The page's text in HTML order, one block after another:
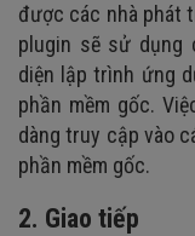
được các nhà phát
plugin sẽ sử dụng
diện lập trình ứng
phần mềm gốc.
dàng truy cập vào
phần mềm gốc.
2. Giao tiếp